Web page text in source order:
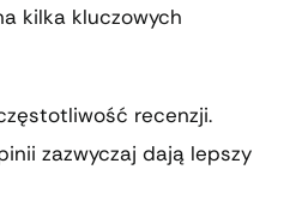
kilka kluczowych
recenzji.
zazwyczaj dają lepszy